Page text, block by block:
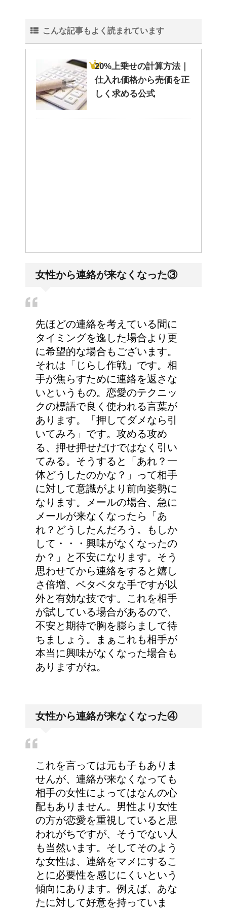
こんな記事もよく読まれています
20%上乗せの計算方法｜
仕入れ価格から売価を正
しく求める公式
女性から連絡が来なくなった③
先ほどの連絡を考えている間に
タイミングを逸した場合より更
に希望的な場合もございます。
それは「じらし作戦」です。相
手が焦らすために連絡を返さな
いというもの。恋愛のテクニッ
クの標語で良く使われる言葉が
あります。「押してダメなら引
いてみろ」です。攻める攻め
る、押せ押せだけではなく引い
てみる。そうすると「あれ？一
体どうしたのかな？」って相手
に対して意識がより前向姿勢に
なります。メールの場合、急に
メールが来なくなったら「あ
れ？どうしたんだろう。もしか
して・・・興味がなくなったの
か？」と不安になります。そう
思わせてから連絡をすると嬉し
さ倍増、ベタベタな手ですが以
外と有効な技です。これを相手
が試している場合があるので、
不安と期待で胸を膨らまして待
ちましょう。まぁこれも相手が
本当に興味がなくなった場合も
ありますがね。
女性から連絡が来なくなった④
これを言っては元も子もありま
せんが、連絡が来なくなっても
相手の女性によってはなんの心
配もありません。男性より女性
の方が恋愛を重視していると思
われがちですが、そうでない人
も当然います。そしてそのよう
な女性は、連絡をマメにするこ
とに必要性を感じにくいという
傾向にあります。例えば、あな
たに対して好意を持っていま